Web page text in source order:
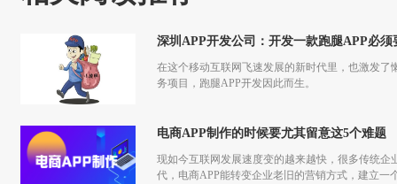
深圳APP开发公司：开发一款跑腿APP必须
在这个移动互联网飞速发展的新时代里，也激发
务项目，跑腿APP开发因此而生。
电商APP制作的时候要尤其留意这5个难题
现如今互联网发展速度变的越来越快，很多传统
代，电商APP能转变企业老旧的营销方式，建立